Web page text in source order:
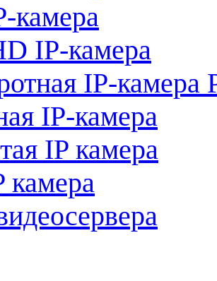
камера
IP-камера
IP-камера
IP-камера
IP камера